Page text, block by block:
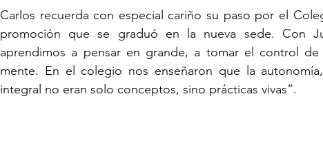
Carlos recuerda con especial cariño su paso por el
promoción que se graduó en la nueva sede. Con
aprendimos a pensar en grande, a tomar el control
mente. En el colegio nos enseñaron que la
integral no eran solo conceptos, sino prácticas vivas”.